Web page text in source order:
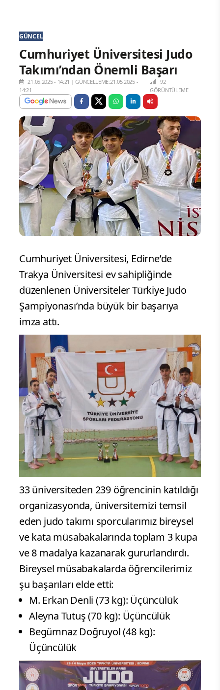
GÜNCEL
Cumhuriyet Üniversitesi Judo
Takımı’ndan Önemli Başarı
21.05.2025 - 14:21 |GÜNCELLEME:21.05.2025 -
14:21
92
GÖRÜNTÜLEME
Cumhuriyet Üniversitesi, Edirne’de
Trakya Üniversitesi ev sahipliğinde
düzenlenen Üniversiteler Türkiye Judo
Şampiyonası’nda büyük bir başarıya
imza attı.
33 üniversiteden 239 öğrencinin katıldığı
organizasyonda, üniversitemizi temsil
eden judo takımı sporcularımız bireysel
ve kata müsabakalarında toplam 3 kupa
ve 8 madalya kazanarak gururlandırdı.
Bireysel müsabakalarda öğrencilerimiz
şu başarıları elde etti:
M. Erkan Denli (73 kg): Üçüncülük
Aleyna Tutuş (70 kg): Üçüncülük
Begümnaz Doğruyol (48 kg):
Üçüncülük